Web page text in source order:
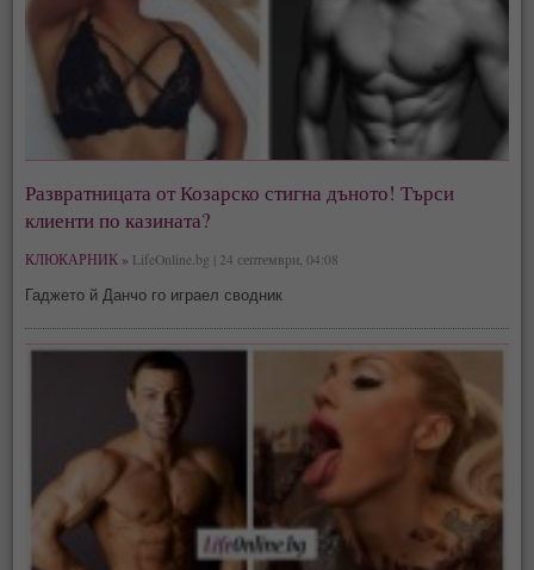
Развратницата от Козарско стигна дъното! Търси
клиенти по казината?
КЛЮКАРНИК » LifeOnline.bg | 24 септември, 04:08
Гаджето й Данчо го играел сводник